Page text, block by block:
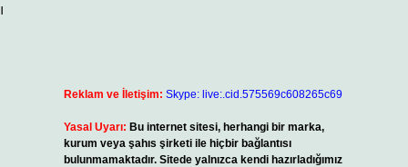
Reklam ve İletişim: Skype: live:.cid.575569c608265c69
Yasal Uyarı: Bu internet sitesi, herhangi bir marka,
kurum veya şahıs şirketi ile hiçbir bağlantısı
bulunmamaktadır. Sitede yalnızca kendi hazırladığımız